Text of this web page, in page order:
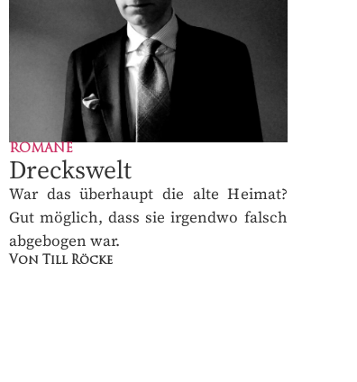
ROMANE
Dreckswelt
War das überhaupt die alte Heimat?
Gut möglich, dass sie irgendwo falsch
abgebogen war.
Von Till Röcke